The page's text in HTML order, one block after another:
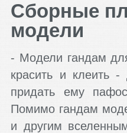
Сборные
модели
- Модели гандам
красить и клеить -
придать ему
Помимо гандам
и другим